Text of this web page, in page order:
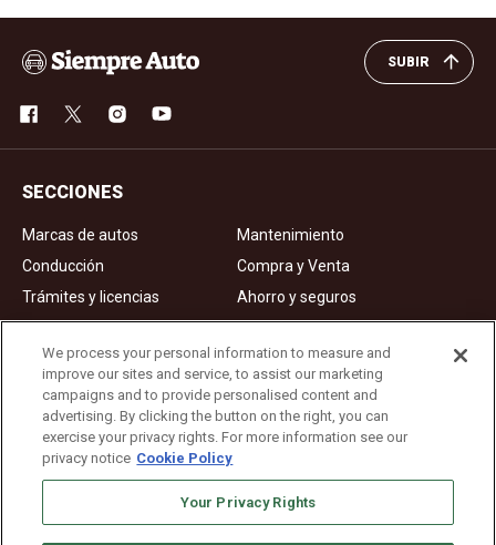
SUBIR
SECCIONES
Marcas de autos
Mantenimiento
Conducción
Compra y Venta
Trámites y licencias
Ahorro y seguros
Noticias
Videos de autos
Ad Choices
About Us
Editorial Guidelines
We process your personal information to measure and
improve our sites and service, to assist our marketing
campaigns and to provide personalised content and
advertising. By clicking the button on the right, you can
exercise your privacy rights. For more information see our
privacy notice Cookie Policy
Your Privacy Rights